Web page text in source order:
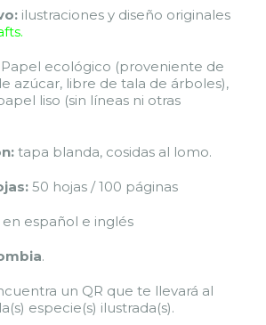
ilustraciones y diseño originales
Papel ecológico (proveniente de
azúcar, libre de tala de árboles),
liso (sin líneas ni otras
tapa blanda, cosidas al lomo.
50 hojas / 100 páginas
en español e inglés
.
un QR que te llevará al
especie(s) ilustrada(s).